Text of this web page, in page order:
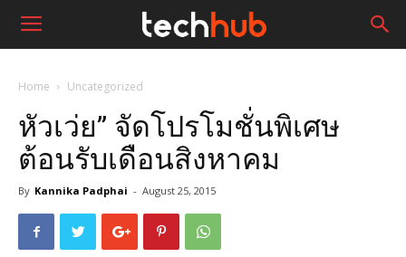
Home Uncategorized
หัวเว่ย” จัดโปรโมชั่นพิเศษ
ต้อนรับเดือนสิงหาคม
By Kannika Padphai - August 25, 2015